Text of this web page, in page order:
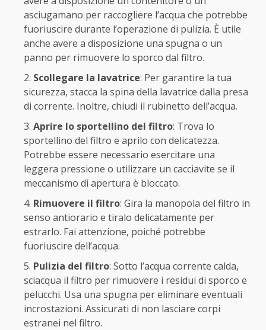
asciugamano per raccogliere l’acqua che potrebbe
fuoriuscire durante l’operazione di pulizia. È utile
anche avere a disposizione una spugna o un
panno per rimuovere lo sporco dal filtro.
Scollegare la lavatrice: Per garantire la tua
sicurezza, stacca la spina della lavatrice dalla presa
di corrente. Inoltre, chiudi il rubinetto dell’acqua.
Aprire lo sportellino del filtro: Trova lo
sportellino del filtro e aprilo con delicatezza.
Potrebbe essere necessario esercitare una
leggera pressione o utilizzare un cacciavite se il
meccanismo di apertura è bloccato.
Rimuovere il filtro: Gira la manopola del filtro in
senso antiorario e tiralo delicatamente per
estrarlo. Fai attenzione, poiché potrebbe
fuoriuscire dell’acqua.
Pulizia del filtro: Sotto l’acqua corrente calda,
sciacqua il filtro per rimuovere i residui di sporco e
pelucchi. Usa una spugna per eliminare eventuali
incrostazioni. Assicurati di non lasciare corpi
estranei nel filtro.